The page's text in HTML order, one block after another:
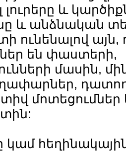
և
և անձնական
ունենալով այն,
են փաստերի,
մասին,
կամ